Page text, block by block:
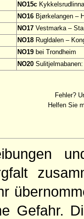
NO15c
NO16 Bjørkelangen –
NO17 Vestmarka –
NO18 Rugldalen –
NO19 bei Trondheim
NO20
Fehler?
Helfen Sie
Gefahr.